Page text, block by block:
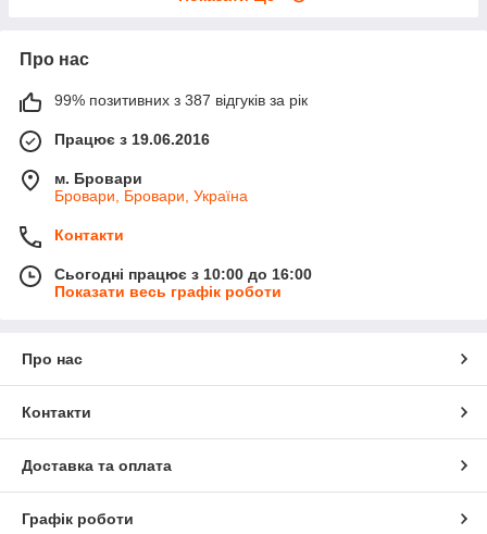
Про нас
99% позитивних з 387 відгуків за рік
Працює з 19.06.2016
м. Бровари
Бровари, Бровари, Україна
Контакти
Сьогодні працює з 10:00 до 16:00
Показати весь графік роботи
Про нас
Контакти
Доставка та оплата
Графік роботи